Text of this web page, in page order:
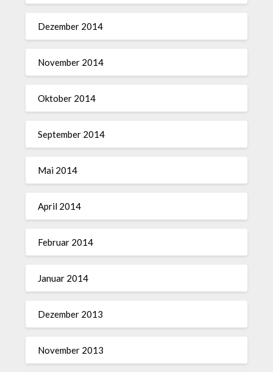
Dezember 2014
November 2014
Oktober 2014
September 2014
Mai 2014
April 2014
Februar 2014
Januar 2014
Dezember 2013
November 2013